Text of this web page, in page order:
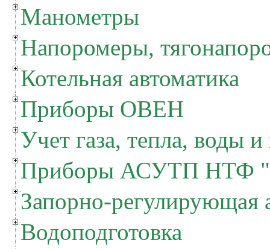
Манометры
Напоромеры,
Котельная автоматика
Приборы ОВЕН
Учет газа, тепла, воды и
Приборы АСУТП НТФ
Запорно-регулирующая
Водоподготовка